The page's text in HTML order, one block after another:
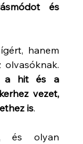
és
hanem
olvasóknak.
a hit és a
vezet,
is.
és olyan